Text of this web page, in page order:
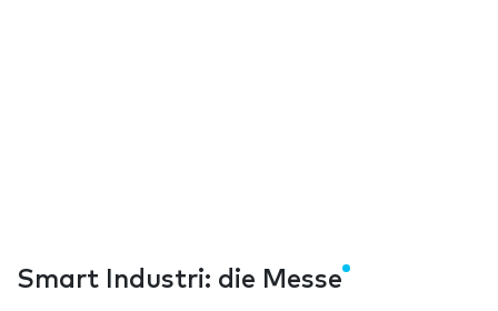
Smart Industri: die Messe